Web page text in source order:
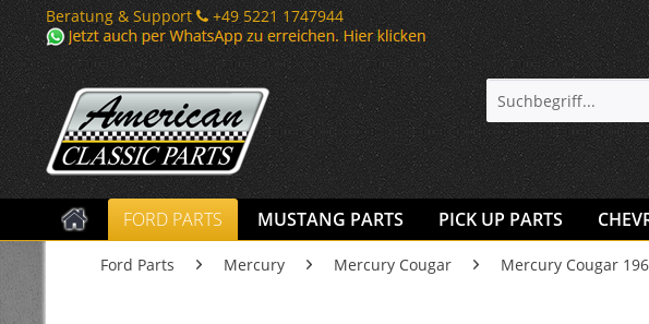
Beratung & Support
+49 5221 1747944
FORD PARTS MUSTANG PARTS PICK UP PARTS
Ford Parts Mercury Mercury Cougar Mercury Cougar